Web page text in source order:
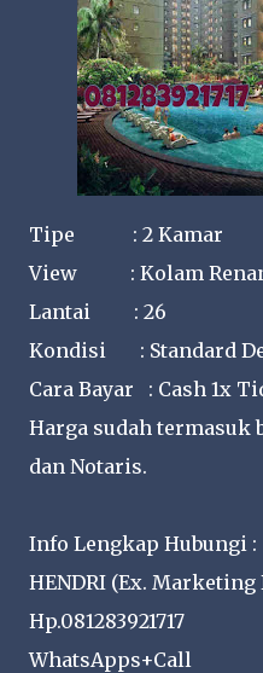
Tipe : 2 Kamar
View : Kolam
Lantai : 26
Kondisi : Standard
Cara Bayar : Cash 1x
Harga sudah termasuk
dan Notaris.
Info Lengkap Hubungi :
HENDRI (Ex. Marketing
Hp.081283921717
WhatsApps+Call